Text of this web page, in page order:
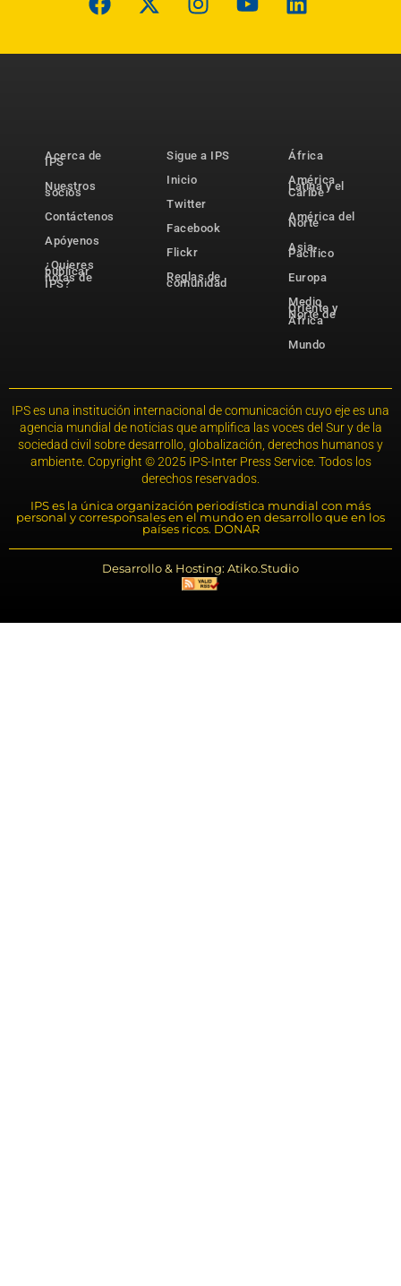
Acerca de
IPS
Nuestros
socios
Contáctenos
Apóyenos
¿Quieres
publicar
notas de
IPS?
Sigue a IPS
Inicio
Twitter
Facebook
Flickr
Reglas de
comunidad
África
América
Latina y el
Caribe
América del
Norte
Asia-
Pacífico
Europa
Medio
Oriente y
Norte de
África
Mundo
IPS es una institución internacional de comunicación cuyo eje es una
agencia mundial de noticias que amplifica las voces del Sur y de la
sociedad civil sobre desarrollo, globalización, derechos humanos y
ambiente. Copyright © 2025 IPS-Inter Press Service. Todos los
derechos reservados.
IPS es la única organización periodística mundial con más
personal y corresponsales en el mundo en desarrollo que en los
países ricos. DONAR
Desarrollo & Hosting: Atiko.Studio